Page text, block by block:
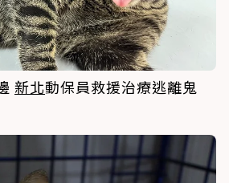
新北動保員救援治療逃離鬼